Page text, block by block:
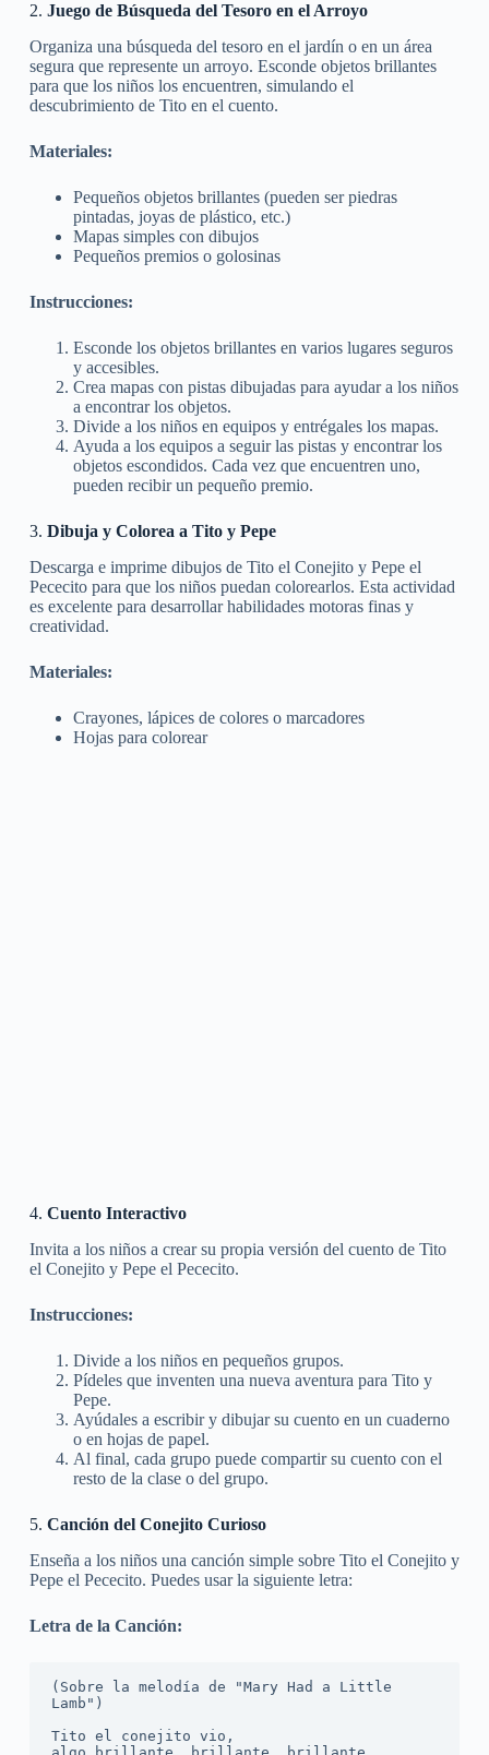
2. Juego de Búsqueda del Tesoro en el Arroyo
Organiza una búsqueda del tesoro en el jardín o en un área
segura que represente un arroyo. Esconde objetos brillantes
para que los niños los encuentren, simulando el
descubrimiento de Tito en el cuento.
Materiales:
Pequeños objetos brillantes (pueden ser piedras
pintadas, joyas de plástico, etc.)
Mapas simples con dibujos
Pequeños premios o golosinas
Instrucciones:
Esconde los objetos brillantes en varios lugares seguros
y accesibles.
Crea mapas con pistas dibujadas para ayudar a los niños
a encontrar los objetos.
Divide a los niños en equipos y entrégales los mapas.
Ayuda a los equipos a seguir las pistas y encontrar los
objetos escondidos. Cada vez que encuentren uno,
pueden recibir un pequeño premio.
3. Dibuja y Colorea a Tito y Pepe
Descarga e imprime dibujos de Tito el Conejito y Pepe el
Pececito para que los niños puedan colorearlos. Esta actividad
es excelente para desarrollar habilidades motoras finas y
creatividad.
Materiales:
Crayones, lápices de colores o marcadores
Hojas para colorear
4. Cuento Interactivo
Invita a los niños a crear su propia versión del cuento de Tito
el Conejito y Pepe el Pececito.
Instrucciones:
Divide a los niños en pequeños grupos.
Pídeles que inventen una nueva aventura para Tito y
Pepe.
Ayúdales a escribir y dibujar su cuento en un cuaderno
o en hojas de papel.
Al final, cada grupo puede compartir su cuento con el
resto de la clase o del grupo.
5. Canción del Conejito Curioso
Enseña a los niños una canción simple sobre Tito el Conejito y
Pepe el Pececito. Puedes usar la siguiente letra:
Letra de la Canción:
(Sobre la melodía de "Mary Had a Little
Lamb")
Tito el conejito vio,